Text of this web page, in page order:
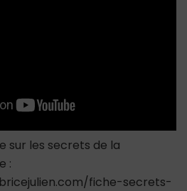
sur les secrets de la
:
fiche-secrets-